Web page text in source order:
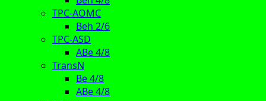
TPC-AOMC
Beh 2/6
TPC-ASD
ABe 4/8
TransN
Be 4/8
ABe 4/8